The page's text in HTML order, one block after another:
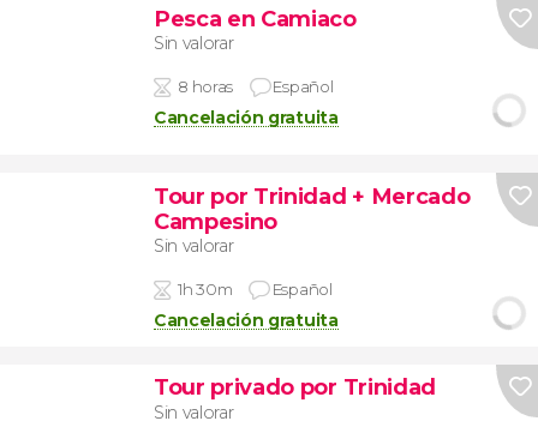
Pesca en Camiaco
Sin valorar
8 horas Español
Cancelación gratuita
Tour por Trinidad + Mercado
Campesino
Sin valorar
1h 30m Español
Cancelación gratuita
Tour privado por Trinidad
Sin valorar